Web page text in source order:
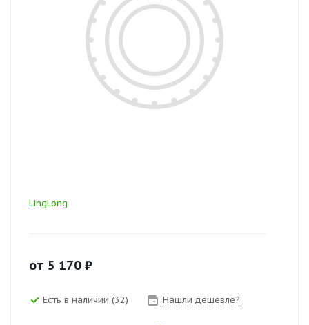
LingLong
от 5 170 ₽
Есть в наличии (32) Нашли дешевле?